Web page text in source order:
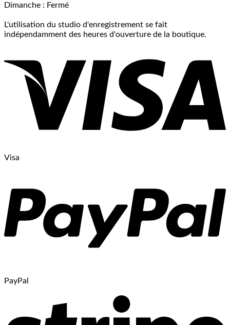
Dimanche : Fermé
L'utilisation du studio d'enregistrement se fait
indépendamment des heures d'ouverture de la boutique.
Visa
PayPal